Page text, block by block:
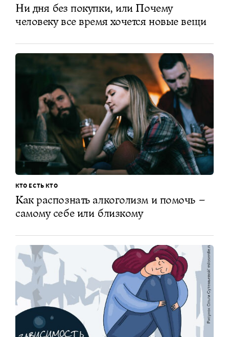
Ни дня без покупки, или Почему
человеку все время хочется новые вещи
КТО ЕСТЬ КТО
Как распознать алкоголизм и помочь –
самому себе или близкому